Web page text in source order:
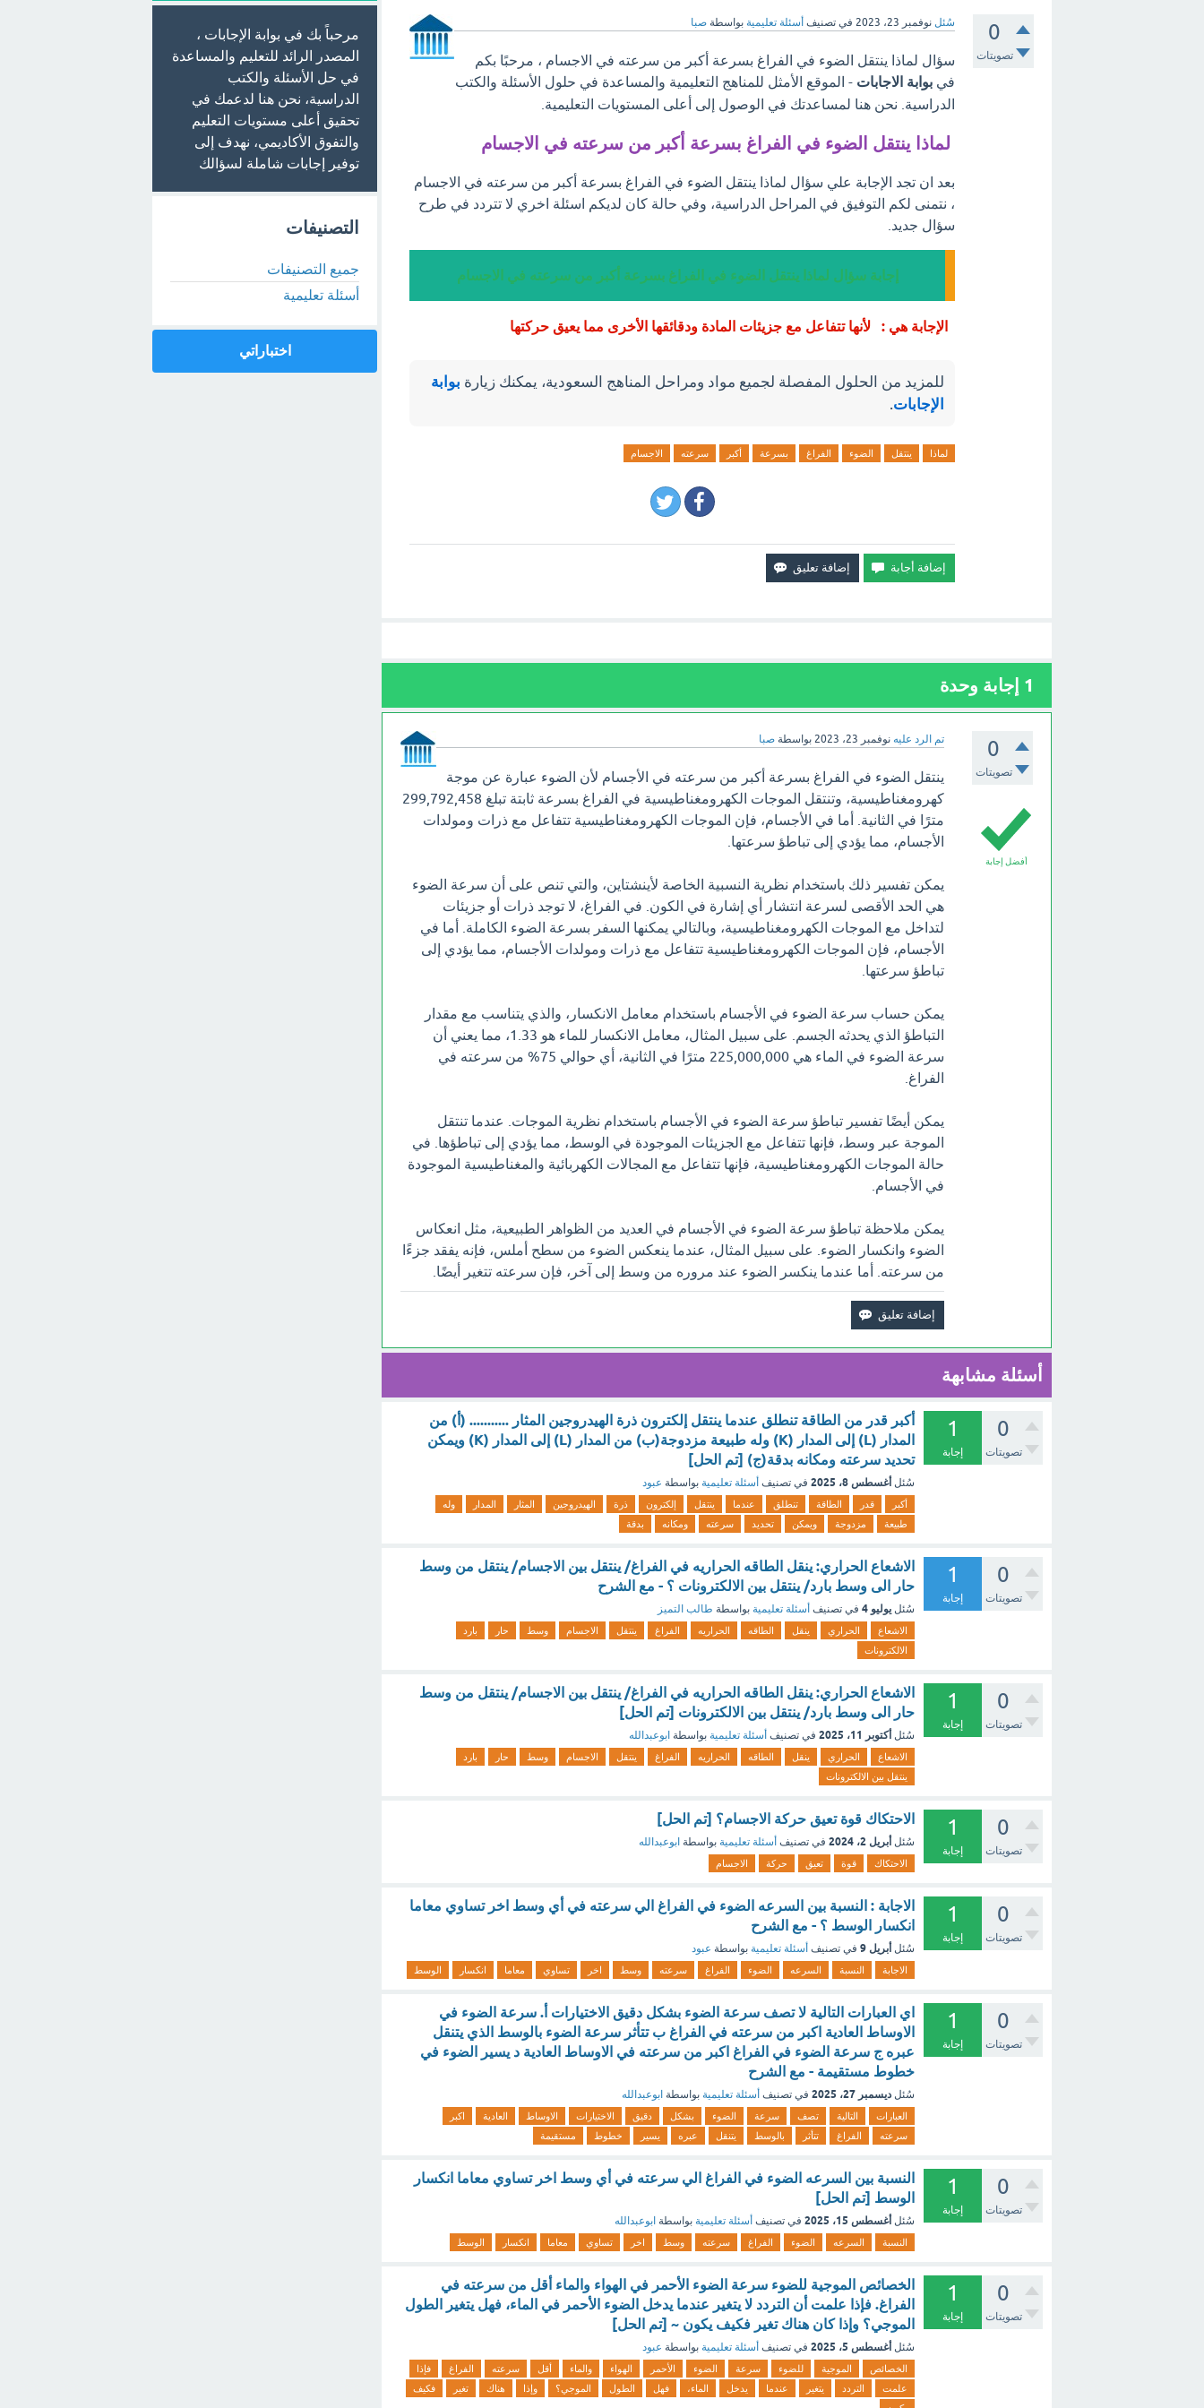
0
تصويتات
سُئل نوفمبر 23، 2023 في تصنيف أسئلة تعليمية بواسطة صبا
سؤال لماذا ينتقل الضوء في الفراغ بسرعة أكبر من سرعته في الاجسام ، مرحبًا بكم
في بوابة الاجابات - الموقع الأمثل للمناهج التعليمية والمساعدة في حلول الأسئلة والكتب
الدراسية. نحن هنا لمساعدتك في الوصول إلى أعلى المستويات التعليمية.
لماذا ينتقل الضوء في الفراغ بسرعة أكبر من سرعته في الاجسام
بعد ان تجد الإجابة علي سؤال لماذا ينتقل الضوء في الفراغ بسرعة أكبر من سرعته في الاجسام
، نتمنى لكم التوفيق في المراحل الدراسية، وفي حالة كان لديكم اسئلة اخري لا تتردد في طرح
سؤال جديد.
إجابة سؤال لماذا ينتقل الضوء في الفراغ بسرعة أكبر من سرعته في الاجسام
الإجابة هي : لأنها تتفاعل مع جزيئات المادة ودقائقها الأخرى مما يعيق حركتها
للمزيد من الحلول المفصلة لجميع مواد ومراحل المناهج السعودية، يمكنك زيارة بوابة
الإجابات.
لماذا ينتقل الضوء الفراغ بسرعة أكبر سرعته الاجسام
1 إجابة وحدة
0
تصويتات
تم الرد عليه نوفمبر 23، 2023 بواسطة صبا
أفضل إجابة
ينتقل الضوء في الفراغ بسرعة أكبر من سرعته في الأجسام لأن الضوء عبارة عن موجة
كهرومغناطيسية، وتنتقل الموجات الكهرومغناطيسية في الفراغ بسرعة ثابتة تبلغ 299,792,458
مترًا في الثانية. أما في الأجسام، فإن الموجات الكهرومغناطيسية تتفاعل مع ذرات ومولدات
الأجسام، مما يؤدي إلى تباطؤ سرعتها.
يمكن تفسير ذلك باستخدام نظرية النسبية الخاصة لأينشتاين، والتي تنص على أن سرعة الضوء
هي الحد الأقصى لسرعة انتشار أي إشارة في الكون. في الفراغ، لا توجد ذرات أو جزيئات
لتداخل مع الموجات الكهرومغناطيسية، وبالتالي يمكنها السفر بسرعة الضوء الكاملة. أما في
الأجسام، فإن الموجات الكهرومغناطيسية تتفاعل مع ذرات ومولدات الأجسام، مما يؤدي إلى
تباطؤ سرعتها.
يمكن حساب سرعة الضوء في الأجسام باستخدام معامل الانكسار، والذي يتناسب مع مقدار
التباطؤ الذي يحدثه الجسم. على سبيل المثال، معامل الانكسار للماء هو 1.33، مما يعني أن
سرعة الضوء في الماء هي 225,000,000 مترًا في الثانية، أي حوالي 75% من سرعته في
الفراغ.
يمكن أيضًا تفسير تباطؤ سرعة الضوء في الأجسام باستخدام نظرية الموجات. عندما تنتقل
الموجة عبر وسط، فإنها تتفاعل مع الجزيئات الموجودة في الوسط، مما يؤدي إلى تباطؤها. في
حالة الموجات الكهرومغناطيسية، فإنها تتفاعل مع المجالات الكهربائية والمغناطيسية الموجودة
في الأجسام.
يمكن ملاحظة تباطؤ سرعة الضوء في الأجسام في العديد من الظواهر الطبيعية، مثل انعكاس
الضوء وانكسار الضوء. على سبيل المثال، عندما ينعكس الضوء من سطح أملس، فإنه يفقد جزءًا
من سرعته. أما عندما ينكسر الضوء عند مروره من وسط إلى آخر، فإن سرعته تتغير أيضًا.
أسئلة مشابهة
0
تصويتات
1
إجابة
أكبر قدر من الطاقة تنطلق عندما ينتقل إلكترون ذرة الهيدروجين المثار ........... (أ) من
المدار (L) إلى المدار (K) وله طبيعة مزدوجة(ب) من المدار (L) إلى المدار (K) ويمكن
تحديد سرعته ومكانه بدقة(ج) [تم الحل]
سُئل أغسطس 8، 2025 في تصنيف أسئلة تعليمية بواسطة عبود
أكبر قدر الطاقة تنطلق عندما ينتقل إلكترون ذرة الهيدروجين المثار المدار
وله
طبيعة
مزدوجة ويمكن تحديد سرعته ومكانه بدقة
0
تصويتات
1
إجابة
الاشعاع الحراري: ينقل الطاقه الحراريه في الفراغ/ ينتقل بين الاجسام/ ينتقل من وسط
حار الى وسط بارد/ ينتقل بين الالكترونات ؟ - مع الشرح
سُئل يوليو 4 في تصنيف أسئلة تعليمية بواسطة طالب التميز
الاشعاع الحراري ينقل الطاقه الحراريه الفراغ ينتقل الاجسام وسط حار
بارد
الالكترونات
0
تصويتات
1
إجابة
الاشعاع الحراري: ينقل الطاقه الحراريه في الفراغ/ ينتقل بين الاجسام/ ينتقل من وسط
حار الى وسط بارد/ ينتقل بين الالكترونات [تم الحل]
سُئل أكتوبر 11، 2025 في تصنيف أسئلة تعليمية بواسطة ابوعبدالله
الاشعاع الحراري ينقل الطاقه الحراريه الفراغ ينتقل الاجسام وسط حار
بارد
ينتقل بين الالكترونات
0
تصويتات
1
إجابة
الاحتكاك قوة تعيق حركة الاجسام؟ [تم الحل]
سُئل أبريل 2، 2024 في تصنيف أسئلة تعليمية بواسطة ابوعبدالله
الاحتكاك قوة تعيق حركة الاجسام
0
تصويتات
1
إجابة
الاجابة : النسبة بين السرعه الضوء في الفراغ الي سرعته في أي وسط اخر تساوي معاما
انكسار الوسط ؟ - مع الشرح
سُئل أبريل 9 في تصنيف أسئلة تعليمية بواسطة عبود
الاجابة النسبة السرعه الضوء الفراغ سرعته وسط اخر تساوي معاما انكسار الوسط
0
تصويتات
1
إجابة
اي العبارات التالية لا تصف سرعة الضوء بشكل دقيق الاختيارات أ. سرعة الضوء في
الاوساط العادية اكبر من سرعته في الفراغ ب تتأثر سرعة الضوء بالوسط الذي يتنقل
عبره ج سرعة الضوء في الفراغ اكبر من سرعته في الاوساط العادية د يسير الضوء في
خطوط مستقيمة - مع الشرح
سُئل ديسمبر 27، 2025 في تصنيف أسئلة تعليمية بواسطة ابوعبدالله
العبارات التالية تصف سرعة الضوء بشكل دقيق الاختيارات الاوساط العادية
اكبر
سرعته
الفراغ تتأثر بالوسط يتنقل عبره يسير خطوط مستقيمة
0
تصويتات
1
إجابة
النسبة بين السرعه الضوء في الفراغ الي سرعته في أي وسط اخر تساوي معاما انكسار
الوسط [تم الحل]
سُئل أغسطس 15، 2025 في تصنيف أسئلة تعليمية بواسطة ابوعبدالله
النسبة السرعه الضوء الفراغ سرعته وسط اخر تساوي معاما انكسار الوسط
0
تصويتات
1
إجابة
الخصائص الموجية للضوء سرعة الضوء الأحمر في الهواء والماء أقل من سرعته في
الفراغ. فإذا علمت أن التردد لا يتغير عندما يدخل الضوء الأحمر في الماء، فهل يتغير الطول
الموجي؟ وإذا كان هناك تغير فكيف يكون ~ [تم الحل]
سُئل أغسطس 5، 2025 في تصنيف أسئلة تعليمية بواسطة عبود
الخصائص الموجية للضوء سرعة الضوء الأحمر الهواء والماء أقل سرعته الفراغ
فإذا
علمت
التردد يتغير عندما يدخل الماء، فهل الطول الموجي؟ وإذا هناك تغير
فكيف
مرحباً بك في بوابة الإجابات ،
المصدر الرائد للتعليم والمساعدة
في حل الأسئلة والكتب
الدراسية، نحن هنا لدعمك في
تحقيق أعلى مستويات التعليم
والتفوق الأكاديمي، نهدف إلى
توفير إجابات شاملة لسؤالك
التصنيفات
جميع التصنيفات
أسئلة تعليمية
اختباراتي